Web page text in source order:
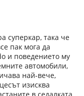
суперкар, така че
пак мога да
и поведението му
автомобили,
най-вече,
изисква
в седалката